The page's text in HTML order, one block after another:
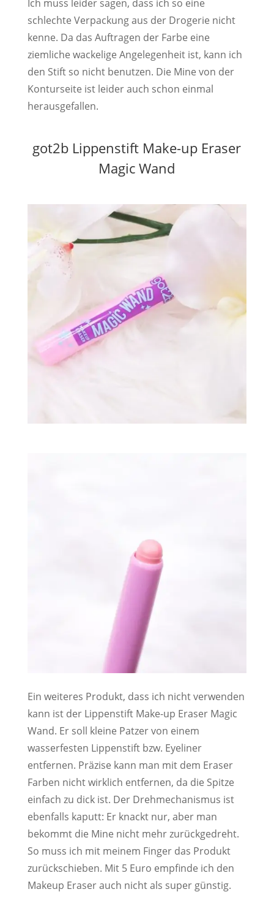
Ich muss leider sagen, dass ich so eine
schlechte Verpackung aus der Drogerie nicht
kenne. Da das Auftragen der Farbe eine
ziemliche wackelige Angelegenheit ist, kann ich
den Stift so nicht benutzen. Die Mine von der
Konturseite ist leider auch schon einmal
herausgefallen.
got2b Lippenstift Make-up Eraser
Magic Wand
Ein weiteres Produkt, dass ich nicht verwenden
kann ist der Lippenstift Make-up Eraser Magic
Wand. Er soll kleine Patzer von einem
wasserfesten Lippenstift bzw. Eyeliner
entfernen. Präzise kann man mit dem Eraser
Farben nicht wirklich entfernen, da die Spitze
einfach zu dick ist. Der Drehmechanismus ist
ebenfalls kaputt: Er knackt nur, aber man
bekommt die Mine nicht mehr zurückgedreht.
So muss ich mit meinem Finger das Produkt
zurückschieben. Mit 5 Euro empfinde ich den
Makeup Eraser auch nicht als super günstig.